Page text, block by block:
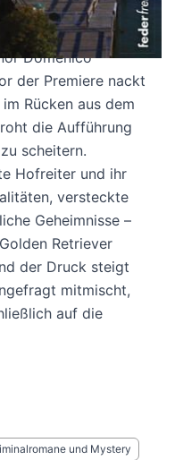
für die
Hochtouren. Doch
Domenico
der Premiere nackt
Rücken aus dem
die Aufführung
scheitern.
Hofreiter und ihr
versteckte
Geheimnisse –
Retriever
der Druck steigt
mitmischt,
auf die
und Mystery